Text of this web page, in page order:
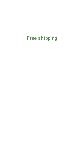
Free shipping